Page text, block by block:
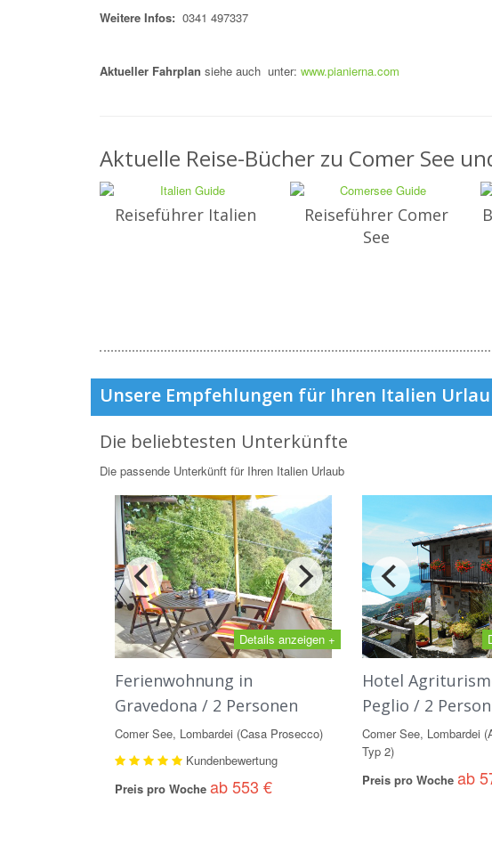
Weitere Infos: 0341 497337
Aktueller Fahrplan siehe auch unter: www.pianierna.com
Aktuelle Reise-Bücher zu Comer See
Reiseführer Italien
Reiseführer Comer
See
Unsere Empfehlungen für Ihren Italien
Die beliebtesten Unterkünfte
Die passende Unterkünft für Ihren Italien Urlaub
Details anzeigen +
Ferienwohnung in
Gravedona / 2 Personen
Comer See, Lombardei (Casa Prosecco)
Kundenbewertung
Preis pro Woche ab 553 €
Hotel
Peglio / 2
Comer See, Lombardei
Typ 2)
Preis pro Wocheab